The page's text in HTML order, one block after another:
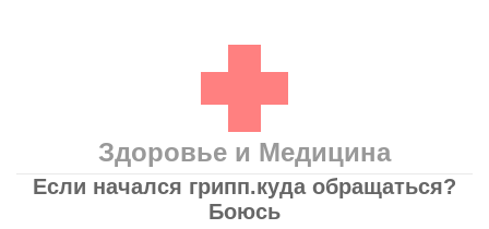
Здоровье и Медицина
Если начался грипп.куда обращаться?
Боюсь